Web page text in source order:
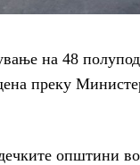
на 48
преку
општини во